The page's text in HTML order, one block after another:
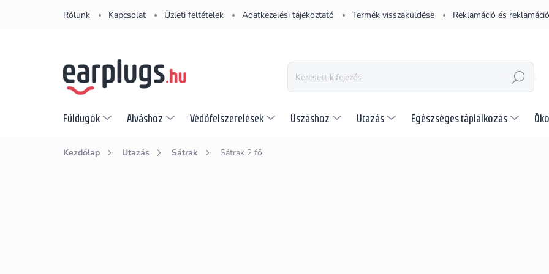
Rólunk Kapcsolat Üzleti feltételek Adatkezelési tájékoztató Termék visszaküldése Reklamáció és
KERESÉS
Füldugók Alváshoz Védőfelszerelések Úszáshoz Utazás Egészséges táplálkozás
Kezdőlap Utazás Sátrak Sátrak 2 fő